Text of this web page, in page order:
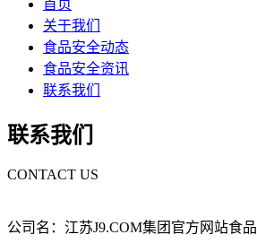
首页
关于我们
食品安全动态
食品安全资讯
联系我们
联系我们
CONTACT US
公司名：江苏J9.COM集团官方网站食